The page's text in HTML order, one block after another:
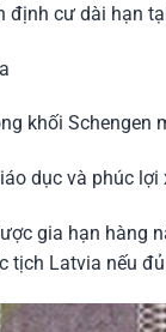
cư dài hạn
khối Schengen
dục và phúc
gia hạn hàng
tịch Latvia nếu